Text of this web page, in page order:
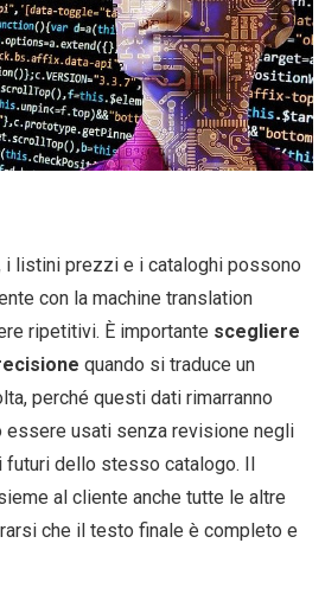
i listini prezzi e i cataloghi possono
con la machine translation
ripetitivi. È importante scegliere
quando si traduce un
perché questi dati rimarranno
essere usati senza revisione negli
futuri dello stesso catalogo. Il
al cliente anche tutte le altre
che il testo finale è completo e